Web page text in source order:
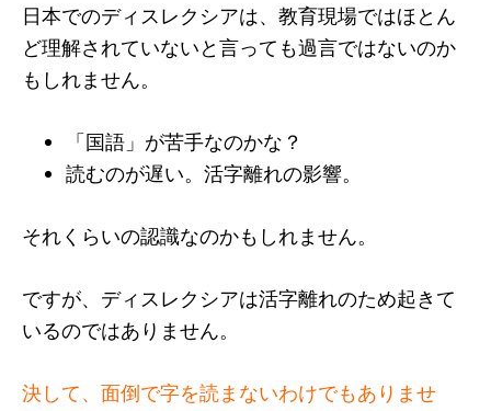
日本でのディスレクシアは、教育現場ではほとん
ど理解されていないと言っても過言ではないのか
もしれません。
「国語」が苦手なのかな？
読むのが遅い。活字離れの影響。
それくらいの認識なのかもしれません。
ですが、ディスレクシアは活字離れのため起きて
いるのではありません。
決して、面倒で字を読まないわけでもありませ